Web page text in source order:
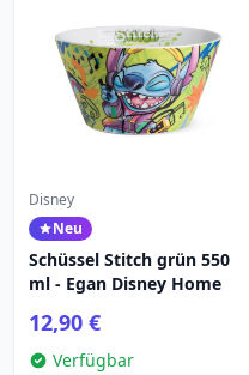
Disney
Neu
Schüssel Stitch grün 550
ml - Egan Disney Home
12,90 €
Verfügbar